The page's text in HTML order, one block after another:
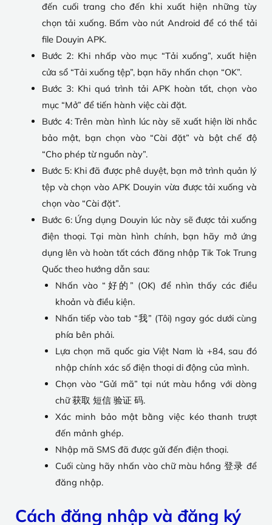
đến cuối trang cho đến khi xuất hiện những tùy
chọn tải xuống. Bấm vào nút Android để có thể tải
file Douyin APK.
Bước 2: Khi nhấp vào mục “Tải xuống”, xuất hiện
cửa sổ “Tải xuống tệp”, bạn hãy nhấn chọn “OK”.
Bước 3: Khi quá trình tải APK hoàn tất, chọn vào
mục “Mở” để tiến hành việc cài đặt.
Bước 4: Trên màn hình lúc này sẽ xuất hiện lời nhắc
bảo mật, bạn chọn vào “Cài đặt” và bật chế độ
“Cho phép từ nguồn này”.
Bước 5: Khi đã được phê duyệt, bạn mở trình quản lý
tệp và chọn vào APK Douyin vừa được tải xuống và
chọn vào “Cài đặt”.
Bước 6: Ứng dụng Douyin lúc này sẽ được tải xuống
điện thoại. Tại màn hình chính, bạn hãy mở ứng
dụng lên và hoàn tất cách đăng nhập Tik Tok Trung
Quốc theo hướng dẫn sau:
Nhấn vào “好的” (OK) để nhìn thấy các điều
khoản và điều kiện.
Nhấn tiếp vào tab “我” (Tôi) ngay góc dưới cùng
phía bên phải.
Lựa chọn mã quốc gia Việt Nam là +84, sau đó
nhập chính xác số điện thoại di động của mình.
Chọn vào “Gửi mã” tại nút màu hồng với dòng
chữ 获取 短信 验证 码.
Xác minh bảo mật bằng việc kéo thanh trượt
đến mảnh ghép.
Nhập mã SMS đã được gửi đến điện thoại.
Cuối cùng hãy nhấn vào chữ màu hồng 登录 để
đăng nhập.
Cách đăng nhập và đăng ký